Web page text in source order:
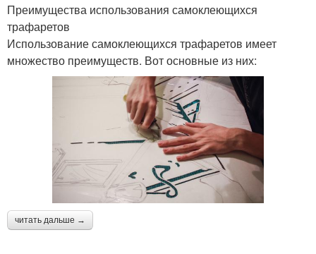
Преимущества использования самоклеющихся
трафаретов
Использование самоклеющихся трафаретов имеет
множество преимуществ. Вот основные из них:
читать дальше →